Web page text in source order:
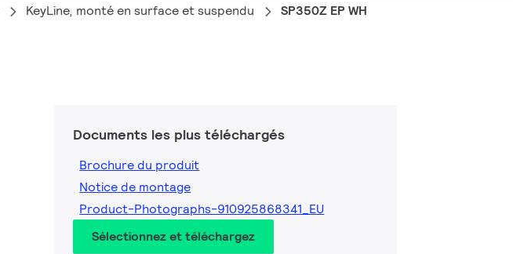
KeyLine, monté en surface et suspendu SP350Z EP WH
Documents les plus téléchargés
Brochure du produit
Notice de montage
Product-Photographs-910925868341_EU
Sélectionnez et téléchargez